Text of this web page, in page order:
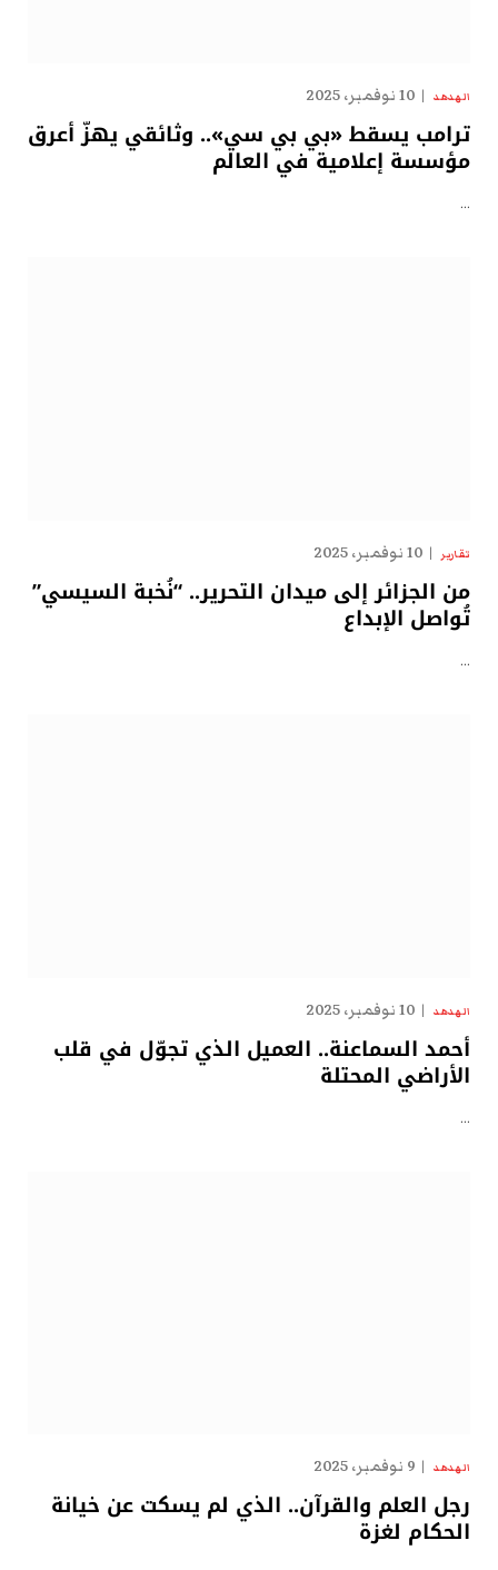
الهدهد 10 نوفمبر، 2025
ترامب يسقط «بي بي سي».. وثائقي يهزّ أعرق
مؤسسة إعلامية في العالم
…
تقارير 10 نوفمبر، 2025
من الجزائر إلى ميدان التحرير.. “نُخبة السيسي”
تُواصل الإبداع
…
الهدهد 10 نوفمبر، 2025
أحمد السماعنة.. العميل الذي تجوّل في قلب
الأراضي المحتلة
…
الهدهد 9 نوفمبر، 2025
رجل العلم والقرآن.. الذي لم يسكت عن خيانة
الحكام لغزة